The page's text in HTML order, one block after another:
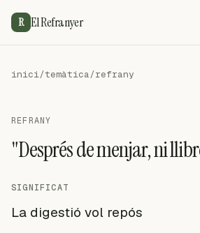
R El Refranyer
inici/temàtica/refrany
REFRANY
"Després de menjar, ni
SIGNIFICAT
La digestió vol repós